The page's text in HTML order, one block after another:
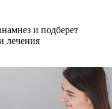
и подберет
лечения